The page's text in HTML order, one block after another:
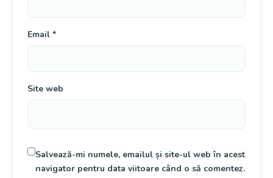
Email *
Site web
Salvează-mi numele, emailul și site-ul web în acest
navigator pentru data viitoare când o să comentez.